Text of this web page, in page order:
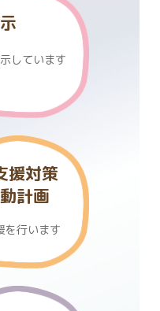
しています
援対策
計画
を行います